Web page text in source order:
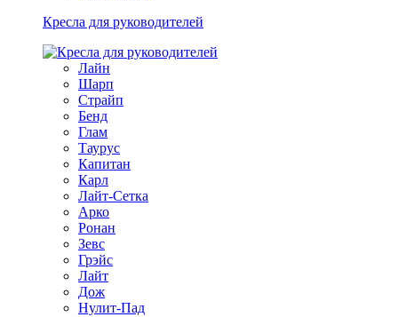
Кресла для руководителей
Лайн
Шарп
Страйп
Бенд
Глам
Таурус
Капитан
Карл
Лайт-Сетка
Арко
Ронан
Зевс
Грэйс
Лайт
Дож
Нулит-Пад